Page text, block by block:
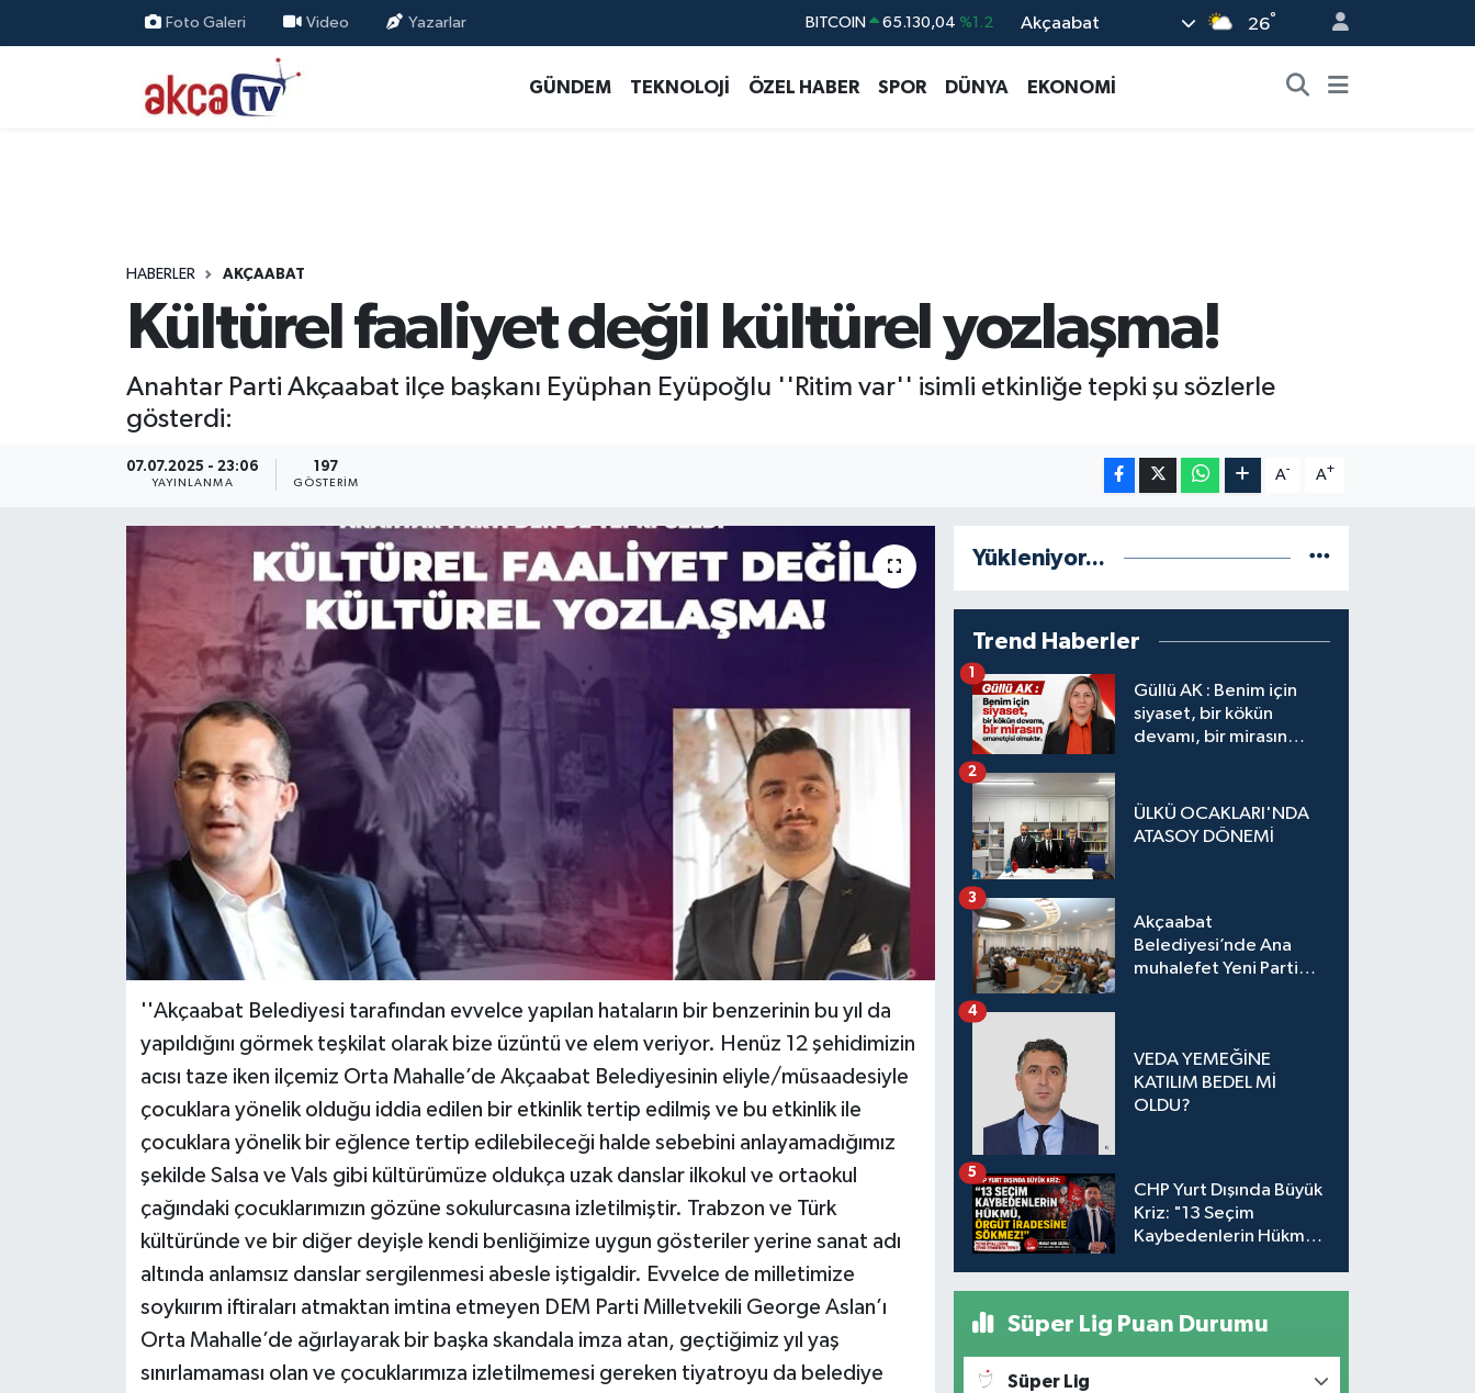
Foto Galeri Video Yazarlar BITCOIN 65.130,04 %1.2 Akçaabat 26°
GÜNDEM TEKNOLOJİ ÖZEL HABER SPOR DÜNYA EKONOMİ
HABERLER AKÇAABAT
Kültürel faaliyet değil kültürel yozlaşma!
Anahtar Parti Akçaabat ilçe başkanı Eyüphan Eyüpoğlu ''Ritim var'' isimli etkinliğe tepki şu sözlerle
gösterdi:
07.07.2025 - 23:06
YAYINLANMA
197
GÖSTERIM
A- A+
''Akçaabat Belediyesi tarafından evvelce yapılan hataların bir benzerinin bu yıl da
yapıldığını görmek teşkilat olarak bize üzüntü ve elem veriyor. Henüz 12 şehidimizin
acısı taze iken ilçemiz Orta Mahalle’de Akçaabat Belediyesinin eliyle/müsaadesiyle
çocuklara yönelik olduğu iddia edilen bir etkinlik tertip edilmiş ve bu etkinlik ile
çocuklara yönelik bir eğlence tertip edilebileceği halde sebebini anlayamadığımız
şekilde Salsa ve Vals gibi kültürümüze oldukça uzak danslar ilkokul ve ortaokul
çağındaki çocuklarımızın gözüne sokulurcasına izletilmiştir. Trabzon ve Türk
kültüründe ve bir diğer deyişle kendi benliğimize uygun gösteriler yerine sanat adı
altında anlamsız danslar sergilenmesi abesle iştigaldir. Evvelce de milletimize
soykıırım iftiraları atmaktan imtina etmeyen DEM Parti Milletvekili George Aslan’ı
Orta Mahalle’de ağırlayarak bir başka skandala imza atan, geçtiğimiz yıl yaş
sınırlamaması olan ve çocuklarımıza izletilmemesi gereken tiyatroyu da belediye
Yükleniyor...
Trend Haberler
Güllü AK : Benim için
siyaset, bir kökün
devamı, bir mirasın
1
ÜLKÜ OCAKLARI'NDA
ATASOY DÖNEMİ
2
Akçaabat
Belediyesi’nde Ana
muhalefet Yeni Parti
3
VEDA YEMEĞİNE
KATILIM BEDEL Mİ
OLDU?
4
CHP Yurt Dışında Büyük
Kriz: "13 Seçim
Kaybedenlerin Hükmü,
5
Süper Lig Puan Durumu
Süper Lig
Trabzon Nöbetçi Eczaneler
Süper Lig Puan Durumu ve Fikstür
Son Dakika Haberleri
Haber Arşivi